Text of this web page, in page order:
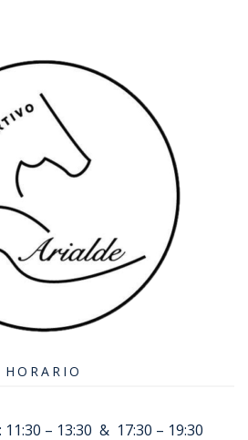
HORARIO
– 13:30 & 17:30 – 19:30